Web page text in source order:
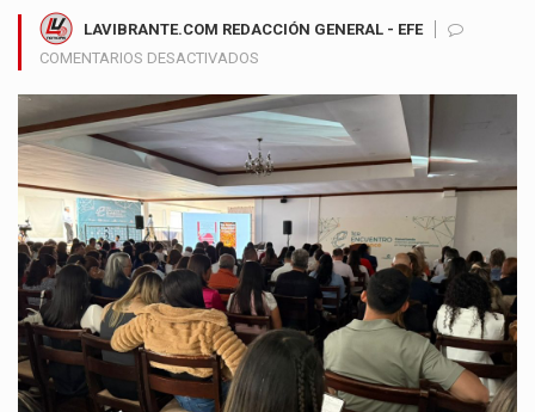
LAVIBRANTE.COM REDACCIÓN GENERAL - EFE
COMENTARIOS DESACTIVADOS
SE
CONSOLIDA
COMO
REFERENTE
LATINOAMERICANO
INNOVACIÓN
EDUCATIVA
TRAS
EXITOSO
CIERRE
DEL
ENCUENTRO